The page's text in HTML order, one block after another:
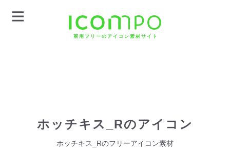
商用フリーのアイコン素材サイト
ホッチキス_Rのアイコン
ホッチキス_Rのフリーアイコン素材